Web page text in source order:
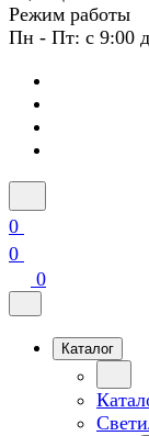
Режим работы
Пн - Пт: с 9:00
0
0
0
Каталог